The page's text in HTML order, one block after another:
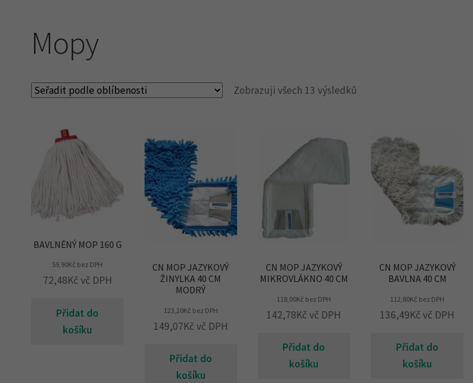
Mopy
Zobrazuji všech 13 výsledků
BAVLNĚNÝ MOP 160 G
59,90Kč bez DPH
72,48Kč vč DPH
Přidat do
košíku
CN MOP JAZYKOVÝ
ŽINYLKA 40 CM
MODRÝ
123,20Kč bez DPH
149,07Kč vč DPH
Přidat do
košíku
CN MOP JAZYKOVÝ
MIKROVLÁKNO 40 CM
118,00Kč bez DPH
142,78Kč vč DPH
Přidat do
košíku
CN MOP JAZYKOVÝ
BAVLNA 40 CM
112,80Kč bez DPH
136,49Kč vč DPH
Přidat do
košíku